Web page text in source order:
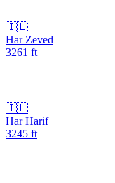
🇮🇱
Har Zeved
3261 ft
🇮🇱
Har H̱arif
3245 ft